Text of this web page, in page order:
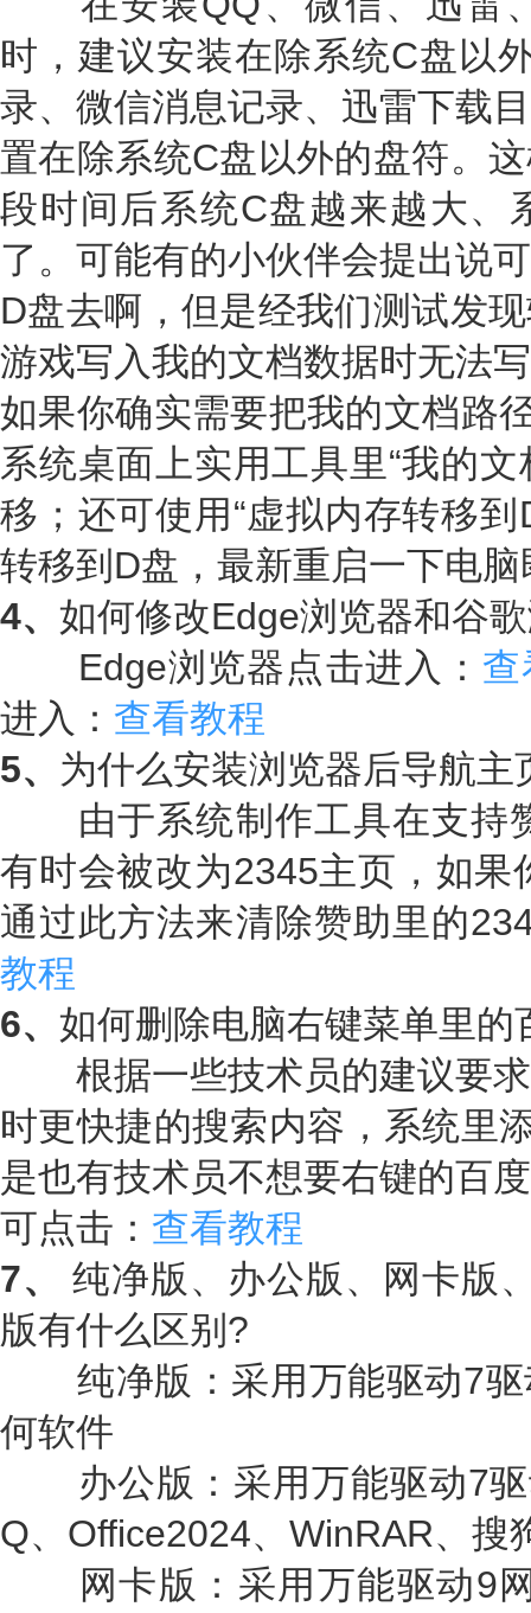
时，建议安装在除系统C盘以
录、微信消息记录、迅雷下载
置在除系统C盘以外的盘符。
段时间后系统C盘越来越大、
了。可能有的小伙伴会提出说
D盘去啊，但是经我们测试发
游戏写入我的文档数据时无法
如果你确实需要把我的文档路
系统桌面上实用工具里“我的
移；还可使用“虚拟内存转移
转移到D盘，最新重启一下电脑
4、 如何修改Edge浏览器和谷
Edge浏览器点击进入： 查
进入： 查看教程
5、 为什么安装浏览器后导航
由于系统制作工具在支持
有时会被改为2345主页，如
通过此方法来清除赞助里的
教程
6、 如何删除电脑右键菜单里的
根据一些技术员的建议要求
时更快捷的搜索内容，系统里
是也有技术员不想要右键的百
可点击： 查看教程
7、纯净版、办公版、网卡版
版有什么区别?
纯净版：采用万能驱动7驱
何软件
办公版：采用万能驱动7驱
Q、Office2024、WinRAR、搜
网卡版：采用万能驱动9网